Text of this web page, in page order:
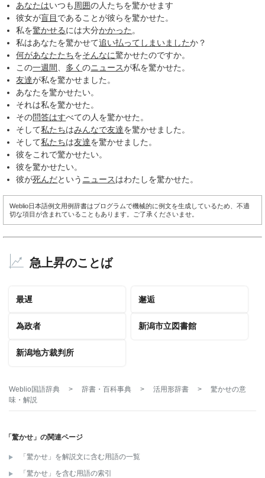
あなたはいつも 周囲の人たちを驚かせます
彼女が盲目 であることが彼らを驚かせた。
私を驚かせるには大分かかった 。
私はあなたを驚かせて追い払って しまいましたか？
何があなたたちをそんなに驚かせたのですか。
この一週間 多くのニュースが私を驚かせた。
友達が私を驚かせました。
あなたを驚かせたい。
それは私を驚かせた。
その問答はすべての人を驚かせた。
そして私たちはみんなで友達を驚かせました。
そして私たちは友達を驚かせました。
彼をこれで驚かせたい。
彼を驚かせたい。
彼が死んだという ニュースはわたしを驚かせた。
Weblio日本語例文用例辞書はプログラムで機械的に例文を生成しているため、不適
切な項目が含まれていることもあります。ご了承くださいませ。
急上昇のことば
最遅 邂逅
為政者 新潟市立図書館
新潟地方裁判所
Weblio国語辞典 > 辞書・百科事典 > 活用形辞書 > 驚かせの意
味・解説
「驚かせ」の関連ページ
「驚かせ」を解説文に含む用語の一覧
「驚かせ」を含む用語の索引